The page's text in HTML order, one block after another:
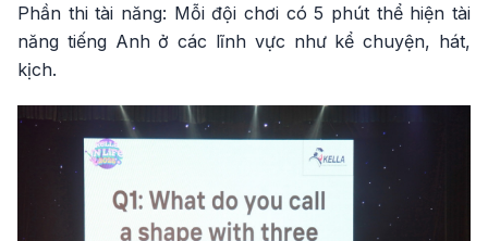
Phần thi tài năng: Mỗi đội chơi có 5 phút thể hiện tài
năng tiếng Anh ở các lĩnh vực như kể chuyện, hát,
kịch.